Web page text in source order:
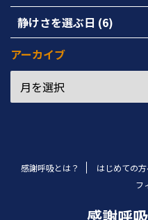
静けさを選ぶ日 (6)
アーカイブ
感謝呼吸とは？ はじめての
フ